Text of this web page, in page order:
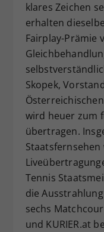
klares Zeichen
erhalten
Fairplay-Prämie
Skopek,
wird heuer zum
übertragen.
Tennis
die
sechs
und KURIER.at